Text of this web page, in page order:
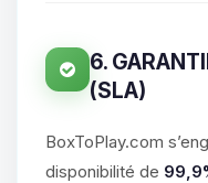
6.
(SLA)
BoxToPlay.com
disponibilité de